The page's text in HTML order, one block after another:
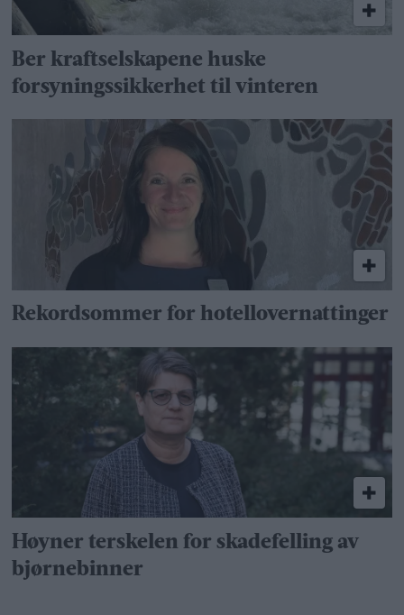
Ber kraftselskapene huske
forsyningssikkerhet til vinteren
Rekordsommer for hotellovernattinger
Høyner terskelen for skadefelling av
bjørnebinner